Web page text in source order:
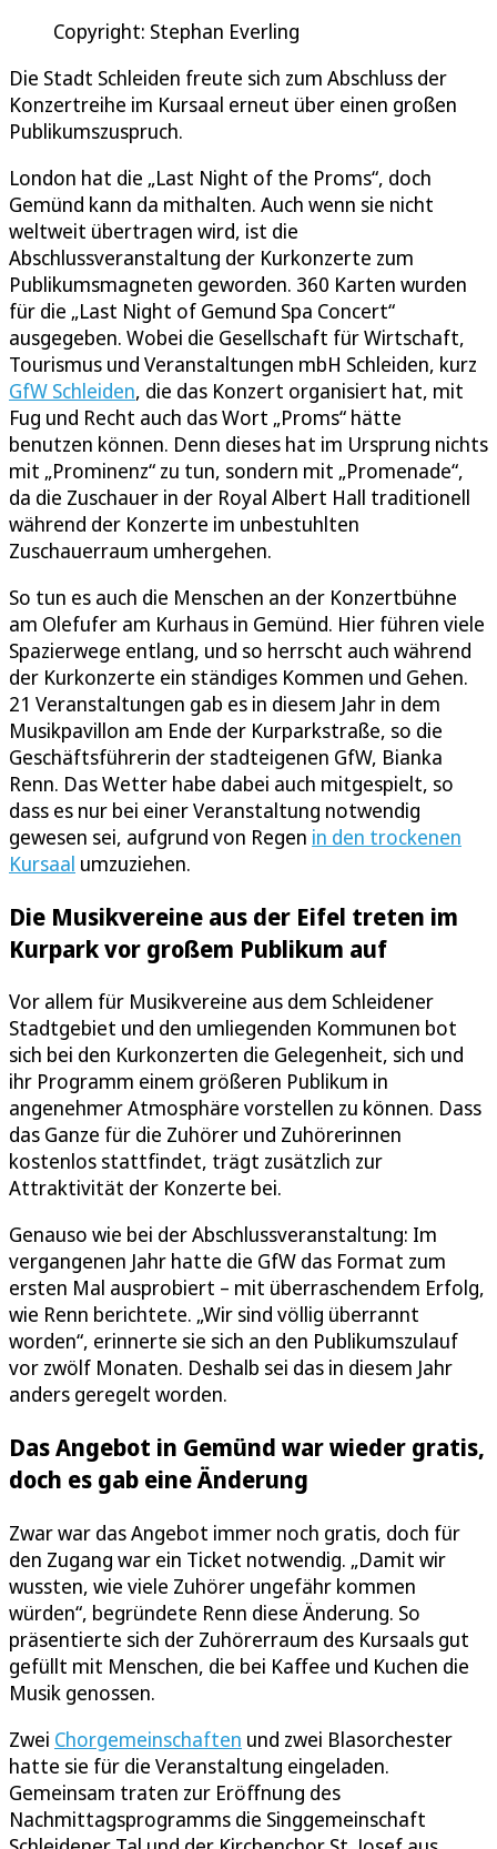
Copyright: Stephan Everling
Die Stadt Schleiden freute sich zum Abschluss der
Konzertreihe im Kursaal erneut über einen großen
Publikumszuspruch.
London hat die „Last Night of the Proms“, doch
Gemünd kann da mithalten. Auch wenn sie nicht
weltweit übertragen wird, ist die
Abschlussveranstaltung der Kurkonzerte zum
Publikumsmagneten geworden. 360 Karten wurden
für die „Last Night of Gemund Spa Concert“
ausgegeben. Wobei die Gesellschaft für Wirtschaft,
Tourismus und Veranstaltungen mbH Schleiden, kurz
GfW Schleiden, die das Konzert organisiert hat, mit
Fug und Recht auch das Wort „Proms“ hätte
benutzen können. Denn dieses hat im Ursprung nichts
mit „Prominenz“ zu tun, sondern mit „Promenade“,
da die Zuschauer in der Royal Albert Hall traditionell
während der Konzerte im unbestuhlten
Zuschauerraum umhergehen.
So tun es auch die Menschen an der Konzertbühne
am Olefufer am Kurhaus in Gemünd. Hier führen viele
Spazierwege entlang, und so herrscht auch während
der Kurkonzerte ein ständiges Kommen und Gehen.
21 Veranstaltungen gab es in diesem Jahr in dem
Musikpavillon am Ende der Kurparkstraße, so die
Geschäftsführerin der stadteigenen GfW, Bianka
Renn. Das Wetter habe dabei auch mitgespielt, so
dass es nur bei einer Veranstaltung notwendig
gewesen sei, aufgrund von Regen in den trockenen
Kursaal umzuziehen.
Die Musikvereine aus der Eifel treten im
Kurpark vor großem Publikum auf
Vor allem für Musikvereine aus dem Schleidener
Stadtgebiet und den umliegenden Kommunen bot
sich bei den Kurkonzerten die Gelegenheit, sich und
ihr Programm einem größeren Publikum in
angenehmer Atmosphäre vorstellen zu können. Dass
das Ganze für die Zuhörer und Zuhörerinnen
kostenlos stattfindet, trägt zusätzlich zur
Attraktivität der Konzerte bei.
Genauso wie bei der Abschlussveranstaltung: Im
vergangenen Jahr hatte die GfW das Format zum
ersten Mal ausprobiert – mit überraschendem Erfolg,
wie Renn berichtete. „Wir sind völlig überrannt
worden“, erinnerte sie sich an den Publikumszulauf
vor zwölf Monaten. Deshalb sei das in diesem Jahr
anders geregelt worden.
Das Angebot in Gemünd war wieder gratis,
doch es gab eine Änderung
Zwar war das Angebot immer noch gratis, doch für
den Zugang war ein Ticket notwendig. „Damit wir
wussten, wie viele Zuhörer ungefähr kommen
würden“, begründete Renn diese Änderung. So
präsentierte sich der Zuhörerraum des Kursaals gut
gefüllt mit Menschen, die bei Kaffee und Kuchen die
Musik genossen.
Zwei Chorgemeinschaften und zwei Blasorchester
hatte sie für die Veranstaltung eingeladen.
Gemeinsam traten zur Eröffnung des
Nachmittagsprogramms die Singgemeinschaft